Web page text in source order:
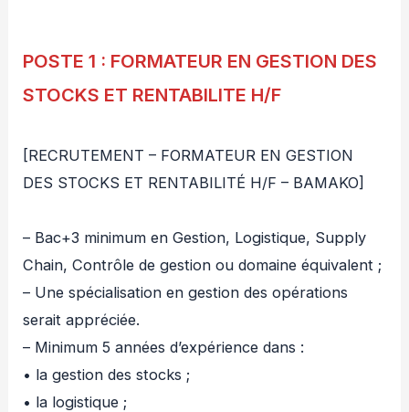
POSTE 1 : FORMATEUR EN GESTION DES
STOCKS ET RENTABILITE H/F
[RECRUTEMENT – FORMATEUR EN GESTION
DES STOCKS ET RENTABILITÉ H/F – BAMAKO]
– Bac+3 minimum en Gestion, Logistique, Supply
Chain, Contrôle de gestion ou domaine équivalent ;
– Une spécialisation en gestion des opérations
serait appréciée.
– Minimum 5 années d’expérience dans :
• la gestion des stocks ;
• la logistique ;